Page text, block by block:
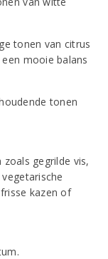
tonen van citrus
mooie balans
tonen
gegrilde vis,
kazen of